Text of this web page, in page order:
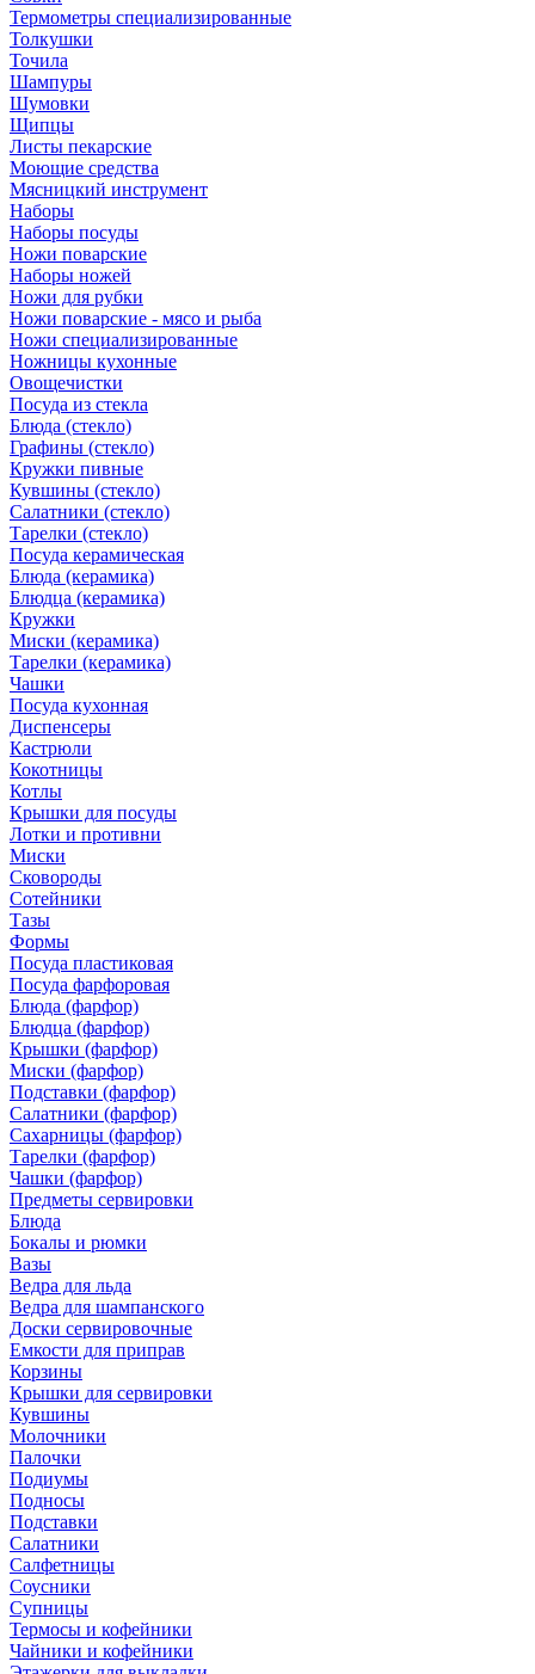
Термометры специализированные
Толкушки
Точила
Шампуры
Шумовки
Щипцы
Листы пекарские
Моющие средства
Мясницкий инструмент
Наборы
Наборы посуды
Ножи поварские
Наборы ножей
Ножи для рубки
Ножи поварские - мясо и рыба
Ножи специализированные
Ножницы кухонные
Овощечистки
Посуда из стекла
Блюда (стекло)
Графины (стекло)
Кружки пивные
Кувшины (стекло)
Салатники (стекло)
Тарелки (стекло)
Посуда керамическая
Блюда (керамика)
Блюдца (керамика)
Кружки
Миски (керамика)
Тарелки (керамика)
Чашки
Посуда кухонная
Диспенсеры
Кастрюли
Кокотницы
Котлы
Крышки для посуды
Лотки и противни
Миски
Сковороды
Сотейники
Тазы
Формы
Посуда пластиковая
Посуда фарфоровая
Блюда (фарфор)
Блюдца (фарфор)
Крышки (фарфор)
Миски (фарфор)
Подставки (фарфор)
Салатники (фарфор)
Сахарницы (фарфор)
Тарелки (фарфор)
Чашки (фарфор)
Предметы сервировки
Блюда
Бокалы и рюмки
Вазы
Ведра для льда
Ведра для шампанского
Доски сервировочные
Емкости для приправ
Корзины
Крышки для сервировки
Кувшины
Молочники
Палочки
Подиумы
Подносы
Подставки
Салатники
Салфетницы
Соусники
Супницы
Термосы и кофейники
Чайники и кофейники